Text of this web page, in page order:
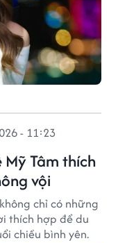
Tâm thích
vội
- 11:23
chỉ có những
thích hợp để du
chiều bình yên.